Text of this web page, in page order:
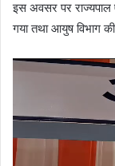
इस अवसर पर राज्यपाल
गया तथा आयुष विभाग की
Video